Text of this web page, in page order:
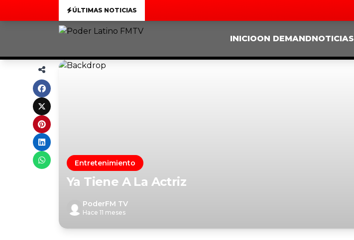
ÚLTIMAS NOTICIAS
INICIOON DEMANDNOTICIAS
Entretenimiento
Ya Tiene A La Actriz
PoderFM TV
Hace 11 meses